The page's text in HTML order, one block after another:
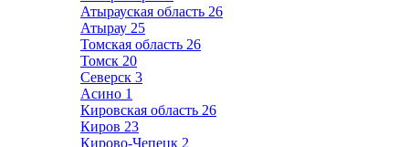
Атырауская область 26
Атырау 25
Томская область 26
Томск 20
Северск 3
Асино 1
Кировская область 26
Киров 23
Кирово-Чепецк 2